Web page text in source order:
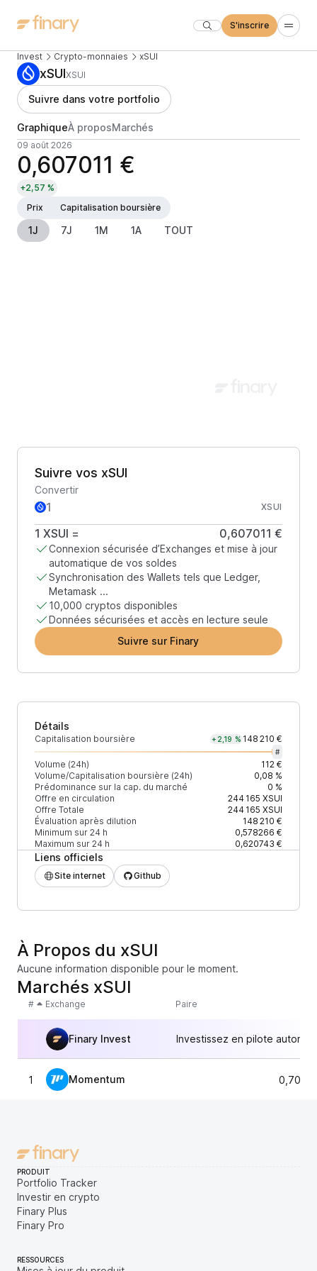
S'inscrire
Invest Crypto-monnaies xSUI
xSUIXSUI
Suivre dans votre portfolio
GraphiqueÀ proposMarchés
09 août 2026
0,607011 €
+2,57 %
Prix
Capitalisation boursière
1J 7J 1M 1A TOUT
Suivre vos xSUI
Convertir
XSUI
1 XSUI = 0,607011 €
Connexion sécurisée d’Exchanges et mise à jour
automatique de vos soldes
Synchronisation des Wallets tels que Ledger,
Metamask ...
10,000 cryptos disponibles
Données sécurisées et accès en lecture seule
Suivre sur Finary
Détails
Capitalisation boursière +2,19 % 148 210 €
#
Volume (24h)
112 €
Volume/Capitalisation boursière (24h)
0,08 %
Prédominance sur la cap. du marché
0 %
Offre en circulation
244 165 XSUI
Offre Totale
244 165 XSUI
Évaluation après dilution
148 210 €
Minimum sur 24 h
0,578266 €
Maximum sur 24 h
0,620743 €
Liens officiels
Site internet Github
À Propos du xSUI
Aucune information disponible pour le moment.
Marchés xSUI
# Exchange Paire
Finary Invest Investissez en pilote
1 Momentum
PRODUIT
Portfolio Tracker
Investir en crypto
Finary Plus
Finary Pro
RESSOURCES